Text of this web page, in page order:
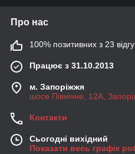
Про нас
100% позитивних з 23
Працює з 31.10.2013
м. Запоріжжя
шосе Північне, 12А,
Контакти
Сьогодні вихідний
Показати весь графік